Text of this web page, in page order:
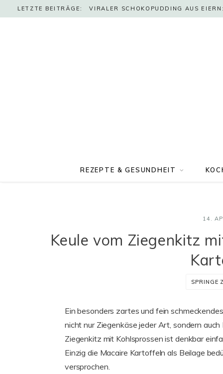
LETZTE BEITRÄGE: VIRALER SCHOKOPUDDING AUS
REZEPTE & GESUNDHEIT
14.
Keule vom Ziegenkitz
SPRINGE
Ein besonders zartes und fein
nicht nur Ziegenkäse jeder Art, sondern
Ziegenkitz mit Kohlsprossen ist denkbar
Einzig die Macaire Kartoffeln als Beilage
versprochen.